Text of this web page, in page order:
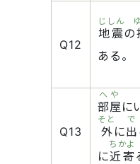
Q12
地震
じしん
の
ある。
Q13
部屋
へや
に
外
そと
に出
で
に近寄
ちかよ